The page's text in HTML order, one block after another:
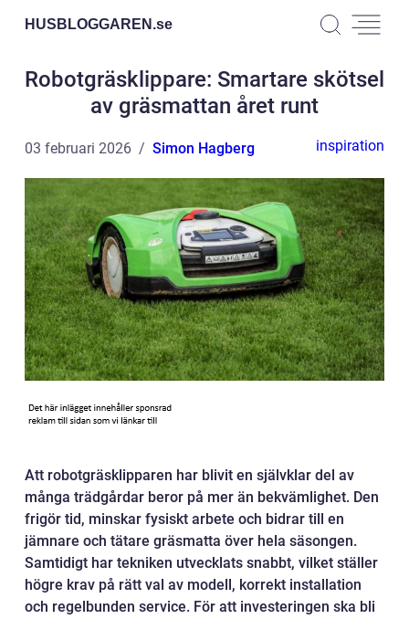
HUSBLOGGAREN.se
Robotgräsklippare: Smartare skötsel
av gräsmattan året runt
03 februari 2026 Simon Hagberg inspiration
Att robotgräsklipparen har blivit en självklar del av
många trädgårdar beror på mer än bekvämlighet. Den
frigör tid, minskar fysiskt arbete och bidrar till en
jämnare och tätare gräsmatta över hela säsongen.
Samtidigt har tekniken utvecklats snabbt, vilket ställer
högre krav på rätt val av modell, korrekt installation
och regelbunden service. För att investeringen ska bli